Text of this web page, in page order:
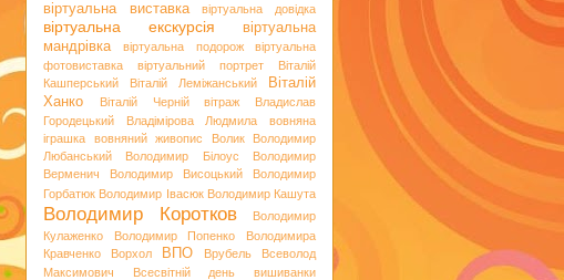
віртуальна виставка віртуальна довідка
віртуальна екскурсія
віртуальна
мандрівка
віртуальна подорож
віртуальна
фотовиставка
віртуальний портрет
Віталій
Кашперський
Віталій Леміжанський
Віталій
Ханко
Віталій Черній вітраж
Владислав
Городецький
Владімірова Людмила
вовняна
іграшка
вовняний живопис Волик
Володимир
Любанський
Володимир Білоус
Володимир
Верменич
Володимир Висоцький
Володимир
Горбатюк Володимир Івасюк Володимир Кашута
Володимир Коротков
Володимир
Кулаженко
Володимир Попенко
Володимира
Кравченко
Ворхол ВПО Врубель
Всеволод
Максимович
Всесвітній день вишиванки